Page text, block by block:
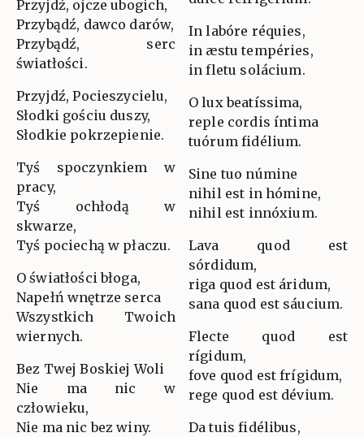
Przyjdź, ojcze ubogich,
Przybądź, dawco darów,
Przybądź, serc
światłości.
Przyjdź, Pocieszycielu,
Słodki gościu duszy,
Słodkie pokrzepienie.
Tyś spoczynkiem w
pracy,
Tyś ochłodą w
skwarze,
Tyś pociechą w płaczu.
O światłości błoga,
Napełń wnętrze serca
Wszystkich Twoich
wiernych.
Bez Twej Boskiej Woli
Nie ma nic w
człowieku,
Nie ma nic bez winy.
In labóre réquies,
in æstu tempéries,
in fletu solácium.
O lux beatíssima,
reple cordis íntima
tuórum fidélium.
Sine tuo númine
nihil est in hómine,
nihil est innóxium.
Lava quod est
sórdidum,
riga quod est áridum,
sana quod est sáucium.
Flecte quod est
rígidum,
fove quod est frígidum,
rege quod est dévium.
Da tuis fidélibus,